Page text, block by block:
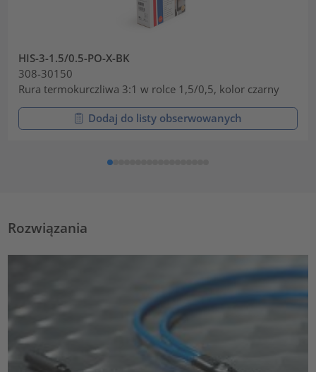
HIS-3-1.5/0.5-PO-X-BK
308-30150
Rura termokurczliwa 3:1 w rolce 1,5/0,5, kolor czarny
Dodaj do listy obserwowanych
Rozwiązania